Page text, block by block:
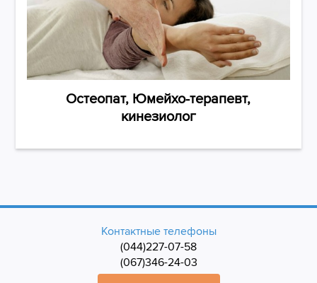
Остеопат, Юмейхо-терапевт,
кинезиолог
Контактные телефоны
(044)227-07-58
(067)346-24-03